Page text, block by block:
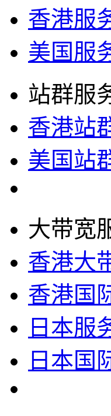
香港服
美国服
站群服
香港站
美国站
大带宽
香港大
香港国
日本服
日本国